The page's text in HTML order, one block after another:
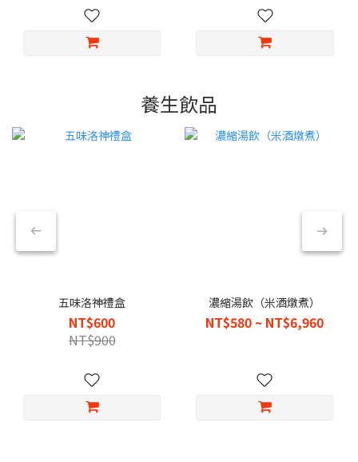
養生飲品
五味洛神禮盒
NT$600
NT$900
濃縮湯飲（米酒燉煮）
NT$580 ~ NT$6,960